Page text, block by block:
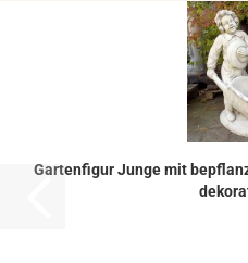
Gar­ten­fi­gur Junge mit